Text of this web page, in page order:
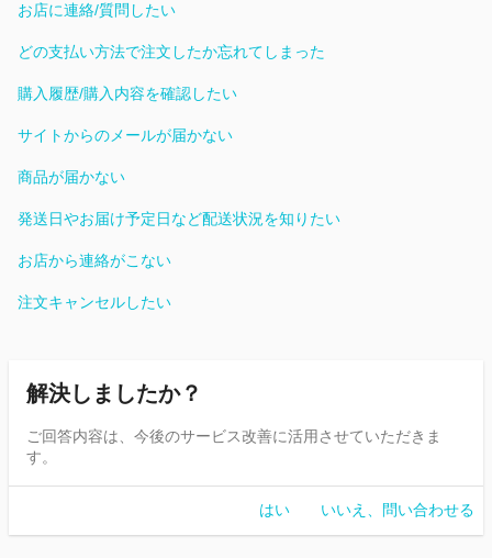
お店に連絡/質問したい
どの支払い方法で注文したか忘れてしまった
購入履歴/購入内容を確認したい
サイトからのメールが届かない
商品が届かない
発送日やお届け予定日など配送状況を知りたい
お店から連絡がこない
注文キャンセルしたい
解決しましたか？
ご回答内容は、今後のサービス改善に活用させていただきま
す。
はい いいえ、問い合わせる